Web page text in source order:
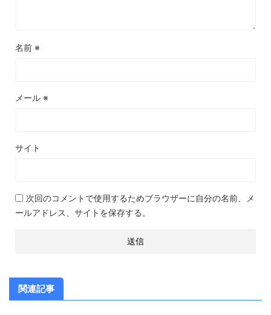
名前 ※
メール ※
サイト
次回のコメントで使用するためブラウザーに自分の名前、メ
ールアドレス、サイトを保存する。
関連記事